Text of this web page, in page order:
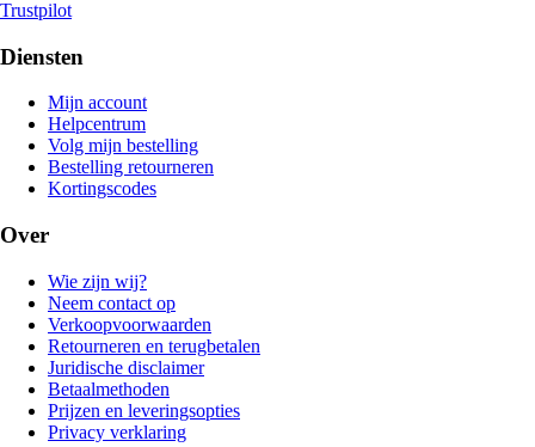
Trustpilot
Diensten
Mijn account
Helpcentrum
Volg mijn bestelling
Bestelling retourneren
Kortingscodes
Over
Wie zijn wij?
Neem contact op
Verkoopvoorwaarden
Retourneren en terugbetalen
Juridische disclaimer
Betaalmethoden
Prijzen en leveringsopties
Privacy verklaring